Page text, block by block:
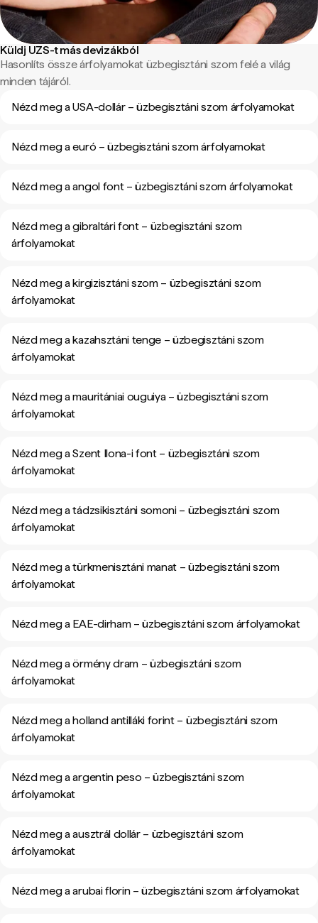
Küldj UZS-t más devizákból
Hasonlíts össze árfolyamokat üzbegisztáni szom felé a világ
minden tájáról.
Nézd meg a USA-dollár – üzbegisztáni szom árfolyamokat
Nézd meg a euró – üzbegisztáni szom árfolyamokat
Nézd meg a angol font – üzbegisztáni szom árfolyamokat
Nézd meg a gibraltári font – üzbegisztáni szom
árfolyamokat
Nézd meg a kirgizisztáni szom – üzbegisztáni szom
árfolyamokat
Nézd meg a kazahsztáni tenge – üzbegisztáni szom
árfolyamokat
Nézd meg a mauritániai ouguiya – üzbegisztáni szom
árfolyamokat
Nézd meg a Szent Ilona-i font – üzbegisztáni szom
árfolyamokat
Nézd meg a tádzsikisztáni somoni – üzbegisztáni szom
árfolyamokat
Nézd meg a türkmenisztáni manat – üzbegisztáni szom
árfolyamokat
Nézd meg a EAE-dirham – üzbegisztáni szom árfolyamokat
Nézd meg a örmény dram – üzbegisztáni szom
árfolyamokat
Nézd meg a holland antilláki forint – üzbegisztáni szom
árfolyamokat
Nézd meg a argentin peso – üzbegisztáni szom
árfolyamokat
Nézd meg a ausztrál dollár – üzbegisztáni szom
árfolyamokat
Nézd meg a arubai florin – üzbegisztáni szom árfolyamokat